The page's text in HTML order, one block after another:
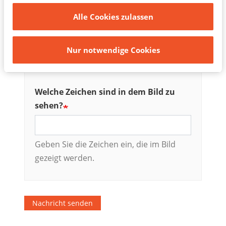
Einwilligungen zu widerrufen oder Ihre Einstellungen
Alle Cookies zulassen
Nur notwendige Cookies
Welche Zeichen sind in dem Bild zu
sehen?
Geben Sie die Zeichen ein, die im Bild
gezeigt werden.
Nachricht senden